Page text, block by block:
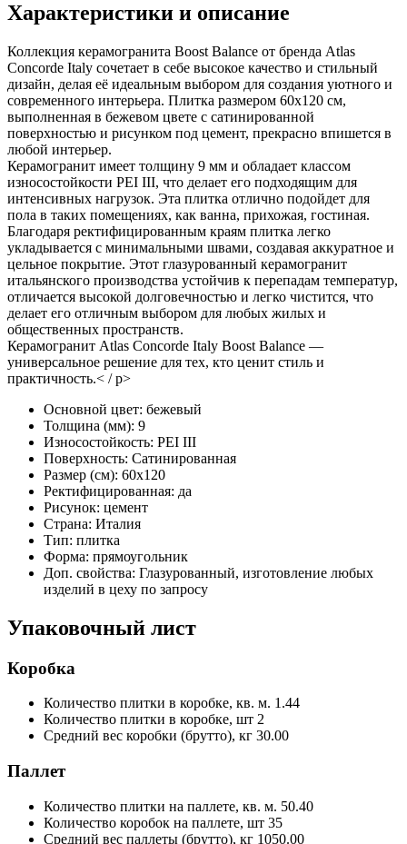
Характеристики и описание
Коллекция керамогранита Boost Balance от бренда Atlas
Concorde Italy сочетает в себе высокое качество и стильный
дизайн, делая её идеальным выбором для создания уютного и
современного интерьера. Плитка размером 60x120 см,
выполненная в бежевом цвете с сатинированной
поверхностью и рисунком под цемент, прекрасно впишется в
любой интерьер.
Керамогранит имеет толщину 9 мм и обладает классом
износостойкости PEI III, что делает его подходящим для
интенсивных нагрузок. Эта плитка отлично подойдет для
пола в таких помещениях, как ванна, прихожая, гостиная.
Благодаря ректифицированным краям плитка легко
укладывается с минимальными швами, создавая аккуратное и
цельное покрытие. Этот глазурованный керамогранит
итальянского производства устойчив к перепадам температур,
отличается высокой долговечностью и легко чистится, что
делает его отличным выбором для любых жилых и
общественных пространств.
Керамогранит Atlas Concorde Italy Boost Balance —
универсальное решение для тех, кто ценит стиль и
практичность.< / p>
Основной цвет: бежевый
Толщина (мм): 9
Износостойкость: PEI III
Поверхность: Сатинированная
Размер (см): 60x120
Ректифицированная: да
Рисунок: цемент
Страна: Италия
Тип: плитка
Форма: прямоугольник
Доп. свойства: Глазурованный, изготовление любых
изделий в цеху по запросу
Упаковочный лист
Коробка
Количество плитки в коробке, кв. м. 1.44
Количество плитки в коробке, шт 2
Средний вес коробки (брутто), кг 30.00
Паллет
Количество плитки на паллете, кв. м. 50.40
Количество коробок на паллете, шт 35
Средний вес паллеты (брутто), кг 1050.00